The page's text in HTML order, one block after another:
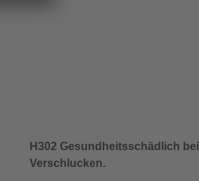
H302 Gesundheitsschädlich bei
Verschlucken.